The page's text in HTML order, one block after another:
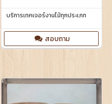
บริการเทคเจอร์งานไม้ทุกประเภท
สอบถาม